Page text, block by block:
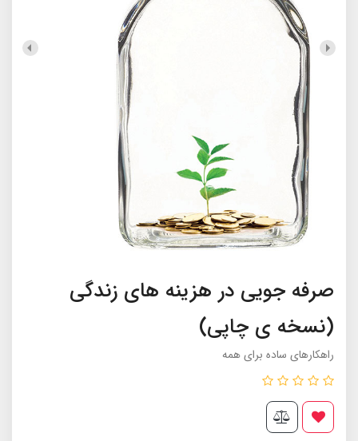
صرفه جویی در هزینه های زندگی
(نسخه ی چاپی)
راهكارهاى ساده براى همه